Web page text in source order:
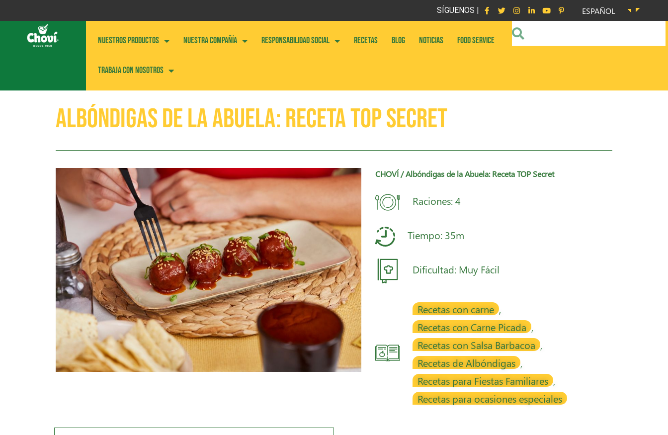
SÍGUENOS | ESPAÑOL
NUESTROS PRODUCTOS NUESTRA COMPAÑÍA RESPONSABILIDAD SOCIAL RECETAS BLOG NOTICIAS FOOD SERVICE
Trabaja con nosotros
Albóndigas de la Abuela: Receta TOP Secret
CHOVÍ / Albóndigas de la Abuela: Receta TOP Secret
Raciones: 4
Tiempo: 35m
Dificultad: Muy Fácil
Recetas con carne ,
Recetas con Carne Picada ,
Recetas con Salsa Barbacoa ,
Recetas de Albóndigas ,
Recetas para Fiestas Familiares ,
Recetas para ocasiones especiales